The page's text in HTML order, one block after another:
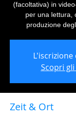
(facoltativa) in
per una lettura,
produzione
Scopri
Zeit & Ort